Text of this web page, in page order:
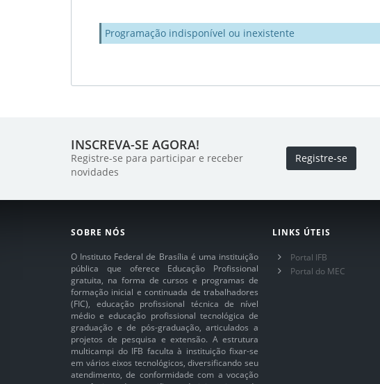
Programação indisponível ou inexistente
INSCREVA-SE AGORA!
Registre-se para participar e receber
novidades
Registre-se
SOBRE NÓS
O Instituto Federal de Brasília é uma instituição
pública que oferece Educação Profissional
gratuita, na forma de cursos e programas de
formação inicial e continuada de trabalhadores
(FIC), educação profissional técnica de nível
médio e educação profissional tecnológica de
graduação e de pós-graduação, articulados a
projetos de pesquisa e extensão. A estrutura
multicampi do IFB faculta à instituição fixar-se
em vários eixos tecnológicos, diversificando seu
atendimento, de conformidade com a vocação
LINKS ÚTEIS
Portal IFB
Portal do MEC